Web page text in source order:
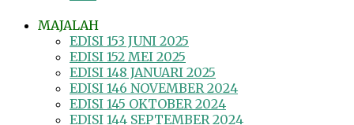
MAJALAH
EDISI 153 JUNI 2025
EDISI 152 MEI 2025
EDISI 148 JANUARI 2025
EDISI 146 NOVEMBER 2024
EDISI 145 OKTOBER 2024
EDISI 144 SEPTEMBER 2024